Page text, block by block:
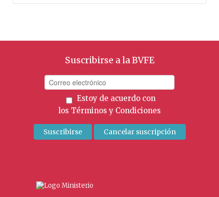
Suscribirse a la BVFE
Estoy de acuerdo con
los Términos y Condiciones